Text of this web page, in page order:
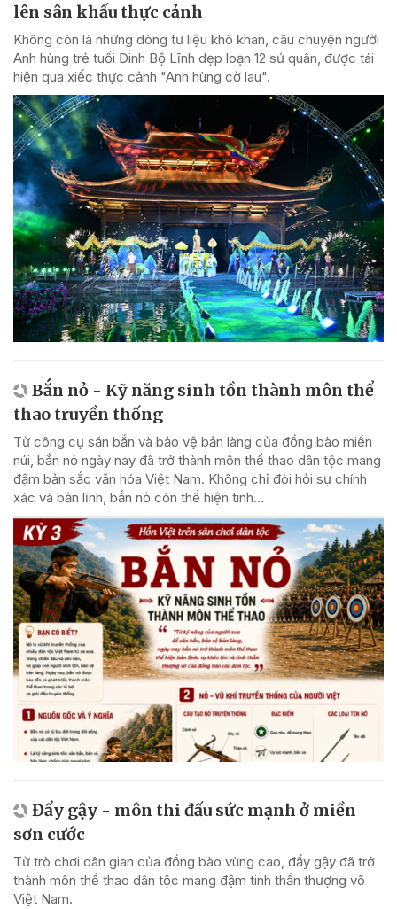
lên sân khấu thực cảnh
Không còn là những dòng tư liệu khô khan, câu chuyện người
Anh hùng trẻ tuổi Đinh Bộ Lĩnh dẹp loạn 12 sứ quân, được tái
hiện qua xiếc thực cảnh "Anh hùng cờ lau".
Bắn nỏ - Kỹ năng sinh tồn thành môn thể
thao truyền thống
Từ công cụ săn bắn và bảo vệ bản làng của đồng bào miền
núi, bắn nỏ ngày nay đã trở thành môn thể thao dân tộc mang
đậm bản sắc văn hóa Việt Nam. Không chỉ đòi hỏi sự chính
xác và bản lĩnh, bắn nỏ còn thể hiện tinh...
Đẩy gậy - môn thi đấu sức mạnh ở miền
sơn cước
Từ trò chơi dân gian của đồng bào vùng cao, đẩy gậy đã trở
thành môn thể thao dân tộc mang đậm tinh thần thượng võ
Việt Nam.